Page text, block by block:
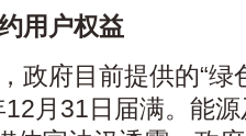
用户权益
政府目前提供的“绿
12月31日届满。能